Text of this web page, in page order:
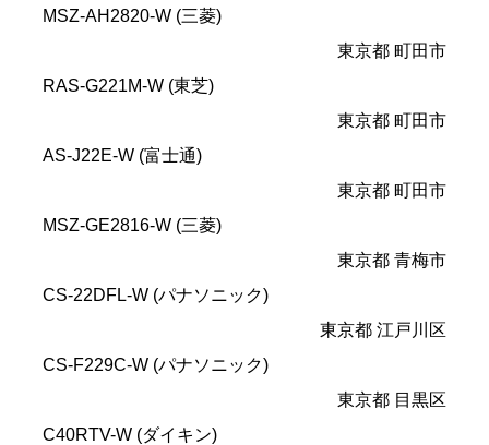
MSZ-AH2820-W (三菱)
東京都 町田市
RAS-G221M-W (東芝)
東京都 町田市
AS-J22E-W (富士通)
東京都 町田市
MSZ-GE2816-W (三菱)
東京都 青梅市
CS-22DFL-W (パナソニック)
東京都 江戸川区
CS-F229C-W (パナソニック)
東京都 目黒区
C40RTV-W (ダイキン)